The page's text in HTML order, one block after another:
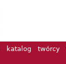
katalog twórcy